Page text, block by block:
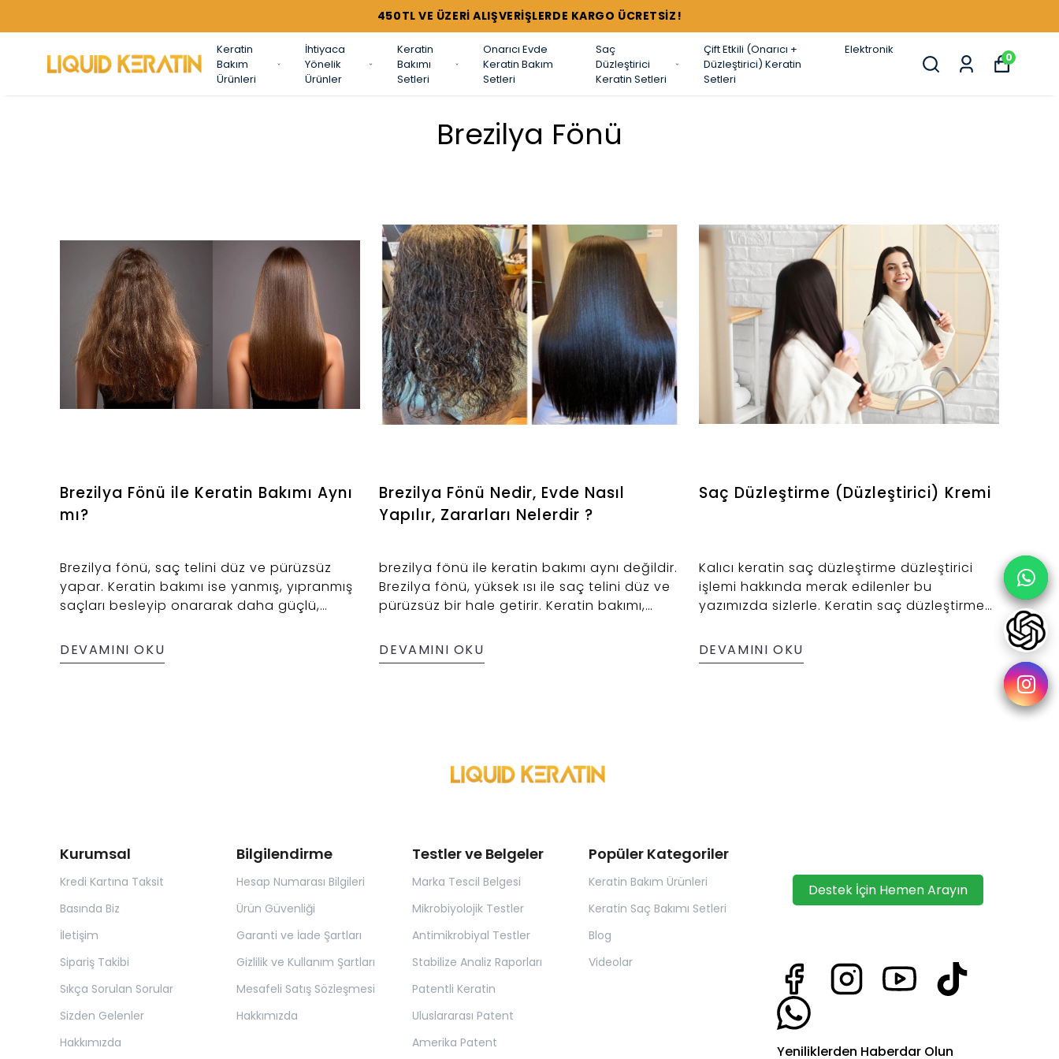
450TL VE ÜZERİ ALIŞVERİŞLERDE KARGO ÜCRETSİZ!
Keratin
Bakım
Ürünleri
İhtiyaca
Yönelik
Ürünler
Keratin
Bakımı
Setleri
Onarıcı Evde
Keratin Bakım
Setleri
Saç
Düzleştirici
Keratin Setleri
Çift Etkili (Onarıcı +
Düzleştirici) Keratin
Setleri
Elektronik
0
Brezilya Fönü
Brezilya Fönü ile Keratin Bakımı Aynı
mı?
Brezilya fönü, saç telini düz ve pürüzsüz
yapar. Keratin bakımı ise yanmış, yıpranmış
saçları besleyip onararak daha güçlü,
Brezilya fönü saça şekil verirken, keratin
bakımı saça adeta hayat verir.
DEVAMINI OKU
Brezilya Fönü Nedir, Evde Nasıl
Yapılır, Zararları Nelerdir ?
brezilya fönü ile keratin bakımı aynı değildir.
Brezilya fönü, yüksek ısı ile saç telini düz ve
pürüzsüz bir hale getirir. Keratin bakımı,
onararak daha güçlü, sağlıklı ve canlı
görünmesini sağlar. Brezilya fönü saça şekil
DEVAMINI OKU
Saç Düzleştirme (Düzleştirici) Kremi
Kalıcı keratin saç düzleştirme düzleştirici
işlemi hakkında merak edilenler bu
yazımızda sizlerle. Keratin saç düzleştirme
DEVAMINI OKU
Kurumsal
Kredi Kartına Taksit
Basında Biz
İletişim
Sipariş Takibi
Sıkça Sorulan Sorular
Sizden Gelenler
Hakkımızda
Bilgilendirme
Hesap Numarası Bilgileri
Ürün Güvenliği
Garanti ve İade Şartları
Gizlilik ve Kullanım Şartları
Mesafeli Satış Sözleşmesi
Hakkımızda
Testler ve Belgeler
Marka Tescil Belgesi
Mikrobiyolojik Testler
Antimikrobiyal Testler
Stabilize Analiz Raporları
Patentli Keratin
Uluslararası Patent
Amerika Patent
Popüler Kategoriler
Keratin Bakım Ürünleri
Keratin Saç Bakımı Setleri
Blog
Videolar
Destek İçin Hemen Arayın
Yeniliklerden Haberdar Olun